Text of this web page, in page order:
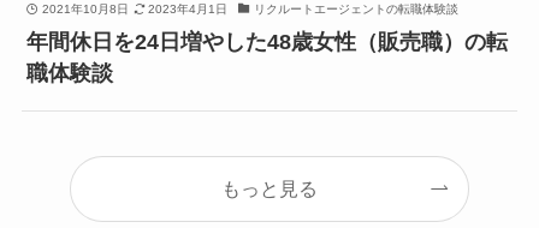
2021年10月8日 2023年4月1日 リクルートエージェントの転職体験談
年間休日を24日増やした48歳女性（販売職）の転
職体験談
もっと見る